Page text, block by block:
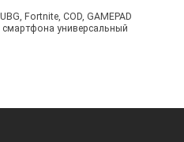
Fortnite, COD, GAMEPAD
универсальный